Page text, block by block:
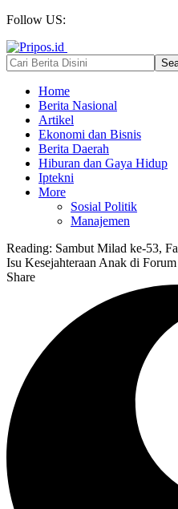
Follow US:
Home
Berita Nasional
Artikel
Ekonomi dan Bisnis
Berita Daerah
Hiburan dan Gaya Hidup
Iptekni
More
Sosial Politik
Manajemen
Reading: Sambut Milad ke-53,
Isu Kesejahteraan Anak di
Share